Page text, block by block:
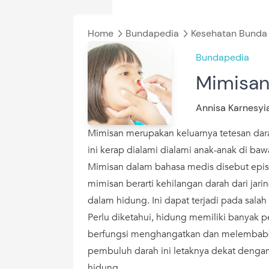
Home Bundapedia
Kesehatan
Bundapedia
Mimisan
Annisa
Mimisan merupakan keluarnya tetesan
ini kerap dialami dialami anak-anak di
Mimisan dalam bahasa medis disebut
mimisan berarti kehilangan darah dari
dalam hidung. Ini dapat terjadi pada
Perlu diketahui, hidung memiliki banyak
berfungsi menghangatkan dan
pembuluh darah ini letaknya dekat